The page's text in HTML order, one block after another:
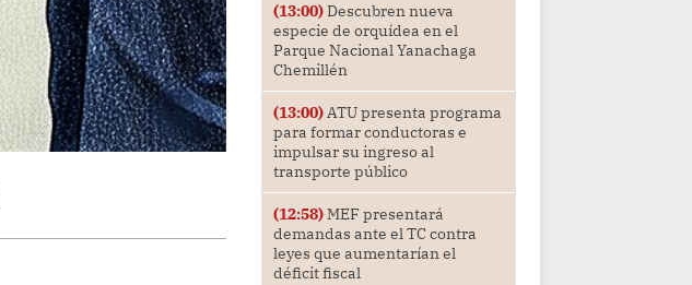
(13:00)Descubren nueva
especie de orquídea en el
Parque Nacional Yanachaga
Chemillén
(13:00)ATU presenta programa
para formar conductoras e
impulsar su ingreso al
transporte público
(12:58)MEF presentará
demandas ante el TC contra
leyes que aumentarían el
déficit fiscal